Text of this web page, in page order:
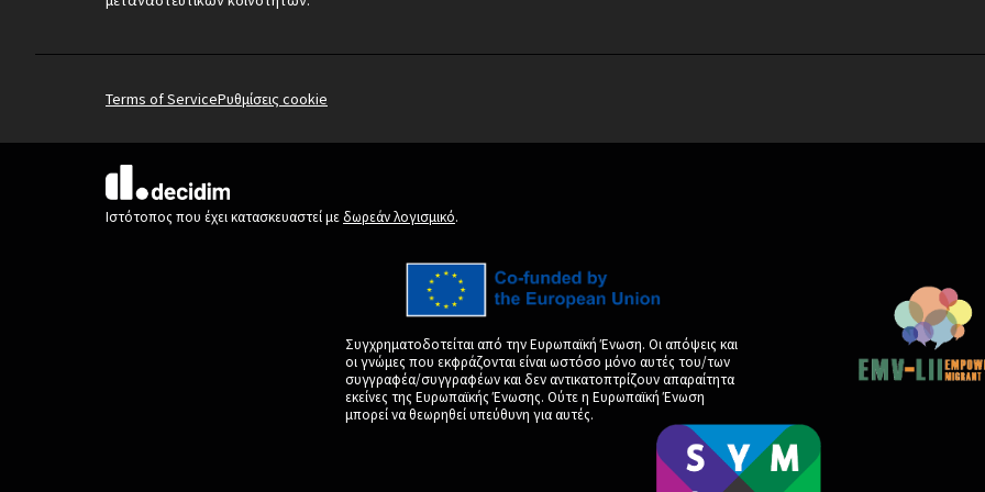
Terms of ServiceΡυθμίσεις cookie
(Εξωτερική σύνδεση)
Ιστότοπος που έχει κατασκευαστεί με δωρεάν λογισμικό.
Συγχρηματοδοτείται από την Ευρωπαϊκή Ένωση. Οι απόψεις και
οι γνώμες που εκφράζονται είναι ωστόσο μόνο αυτές του/των
συγγραφέα/συγγραφέων και δεν αντικατοπτρίζουν απαραίτητα
εκείνες της Ευρωπαϊκής Ένωσης. Ούτε η Ευρωπαϊκή Ένωση
μπορεί να θεωρηθεί υπεύθυνη για αυτές.